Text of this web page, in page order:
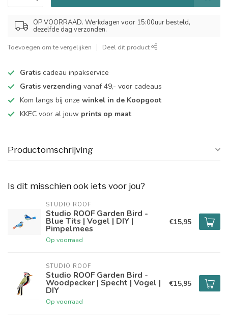
OP VOORRAAD. Werkdagen voor 15:00uur besteld,
dezelfde dag verzonden.
Toevoegen om te vergelijken Deel dit product
Gratis cadeau inpakservice
Gratis verzending vanaf 49,- voor cadeaus
Kom langs bij onze winkel in de Koopgoot
KKEC voor al jouw prints op maat
Productomschrijving
Is dit misschien ook iets voor jou?
STUDIO ROOF
Studio ROOF Garden Bird -
Blue Tits | Vogel | DIY |
Pimpelmees
Op voorraad
€15,95
STUDIO ROOF
Studio ROOF Garden Bird -
Woodpecker | Specht | Vogel |
DIY
Op voorraad
€15,95